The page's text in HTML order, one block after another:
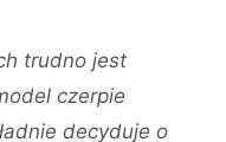
trudno jest
czerpie
decyduje o